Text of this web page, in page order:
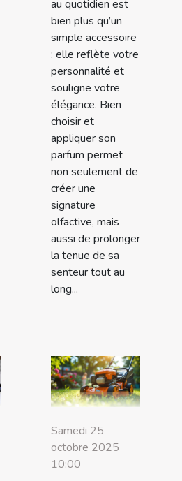
au quotidien est
bien plus qu’un
simple accessoire
: elle reflète votre
personnalité et
souligne votre
élégance. Bien
choisir et
appliquer son
parfum permet
non seulement de
créer une
signature
olfactive, mais
aussi de prolonger
la tenue de sa
senteur tout au
long...
Samedi 25
octobre 2025
10:00